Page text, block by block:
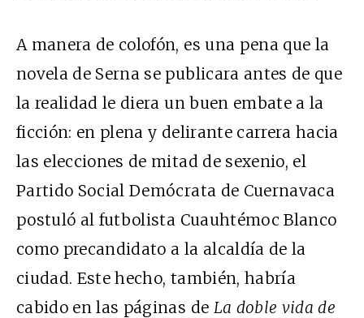
A manera de colofón, es una pena que la
novela de Serna se publicara antes de que
la realidad le diera un buen embate a la
ficción: en plena y delirante carrera hacia
las elecciones de mitad de sexenio, el
Partido Social Demócrata de Cuernavaca
postuló al futbolista Cuauhtémoc Blanco
como precandidato a la alcaldía de la
ciudad. Este hecho, también, habría
cabido en las páginas de La doble vida de